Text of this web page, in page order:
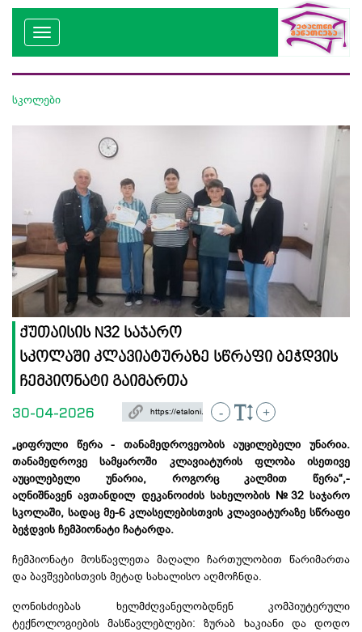
სკოლები
ქუთაისის N32 საჯარო
სკოლაში კლავიატურაზე სწრაფი ბეჭდვის
ჩემპიონატი გაიმართა
30-04-2026 - +
„ციფრული წერა - თანამედროვეობის აუცილებელი უნარია.
თანამედროვე სამყაროში კლავიატურის ფლობა ისეთივე
აუცილებელი უნარია, როგორც კალმით წერა“,-
აღნიშნავენ ავთანდილ დეკანოიძის სახელობის №32 საჯარო
სკოლაში, სადაც მე-6 კლასელებისთვის კლავიატურაზე სწრაფი
ბეჭდვის ჩემპიონატი ჩატარდა.
ჩემპიონატი მოსწავლეთა მაღალი ჩართულობით წარიმართა
და ბავშვებისთვის მეტად სახალისო აღმოჩნდა.
ღონისძიებას ხელმძღვანელობდნენ კომპიუტერული
ტექნოლოგიების მასწავლებლები: ზურაბ ხაკიანიდა დოდო